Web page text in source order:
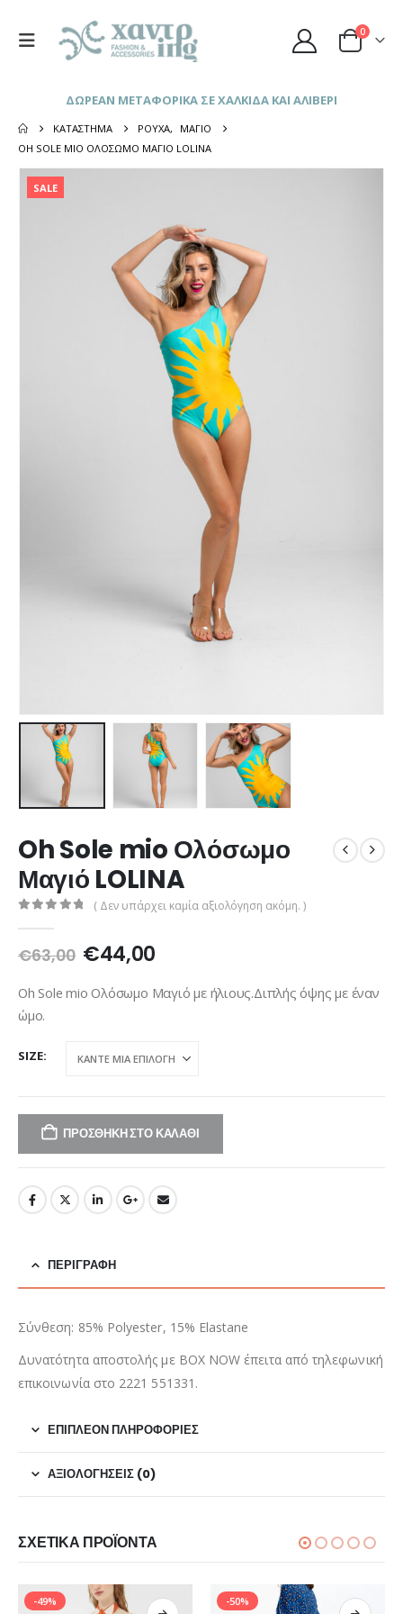
0
ΔΩΡΕΑΝ ΜΕΤΑΦΟΡΙΚΑ ΣΕ ΧΑΛΚΙΔΑ ΚΑΙ ΑΛΙΒΕΡΙ
ΚΑΤΆΣΤΗΜΑ ΡΟΎΧΑ,
ΜΑΓΙΌ
OH SOLE MIO ΟΛΌΣΩΜΟ ΜΑΓΙΌ LOLINA
SALE
Oh Sole mio Ολόσωμο
Μαγιό LOLINA
( Δεν υπάρχει καμία αξιολόγηση ακόμη. )
€63,00 Original
was:
€44,00Η
τιμή
Oh Sole mio Ολόσωμο Μαγιό με ήλιους.Διπλής όψης με έναν
ώμο.
SIZE
ΠΡΟΣΘΉΚΗ ΣΤΟ ΚΑΛΆΘΙ
ΠΕΡΙΓΡΑΦΉ
Σύνθεση: 85% Polyester, 15% Elastane
Δυνατότητα αποστολής με BOX NOW έπειτα από τηλεφωνική
επικοινωνία στο 2221 551331.
ΕΠΙΠΛΈΟΝ ΠΛΗΡΟΦΟΡΊΕΣ
ΑΞΙΟΛΟΓΉΣΕΙΣ (0)
ΣΧΕΤΙΚΆ ΠΡΟΪΌΝΤΑ
-49% -50%